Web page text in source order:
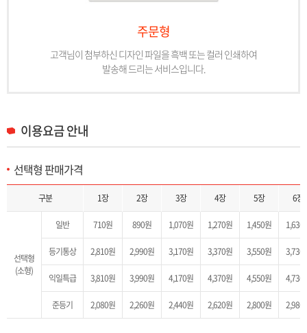
주문형
고객님이 첨부하신 디자인 파일을 흑백 또는 컬러 인쇄하여
발송해 드리는 서비스입니다.
이용요금 안내
선택형 판매가격
선택형 판매가격 목록으로 구분(선택형(소형)-일반/등기통상/익일특급/준등기), 1장~6장 판매가격을 제공합니다.
구분 1장 2장 3장 4장 5장 6장
선택형
(소형)
일반 710원 890원 1,070원 1,270원 1,450원 1,630
등기통상 2,810원 2,990원 3,170원 3,370원 3,550원 3,730
익일특급 3,810원 3,990원 4,170원 4,370원 4,550원 4,730
준등기 2,080원 2,260원 2,440원 2,620원 2,800원 2,980